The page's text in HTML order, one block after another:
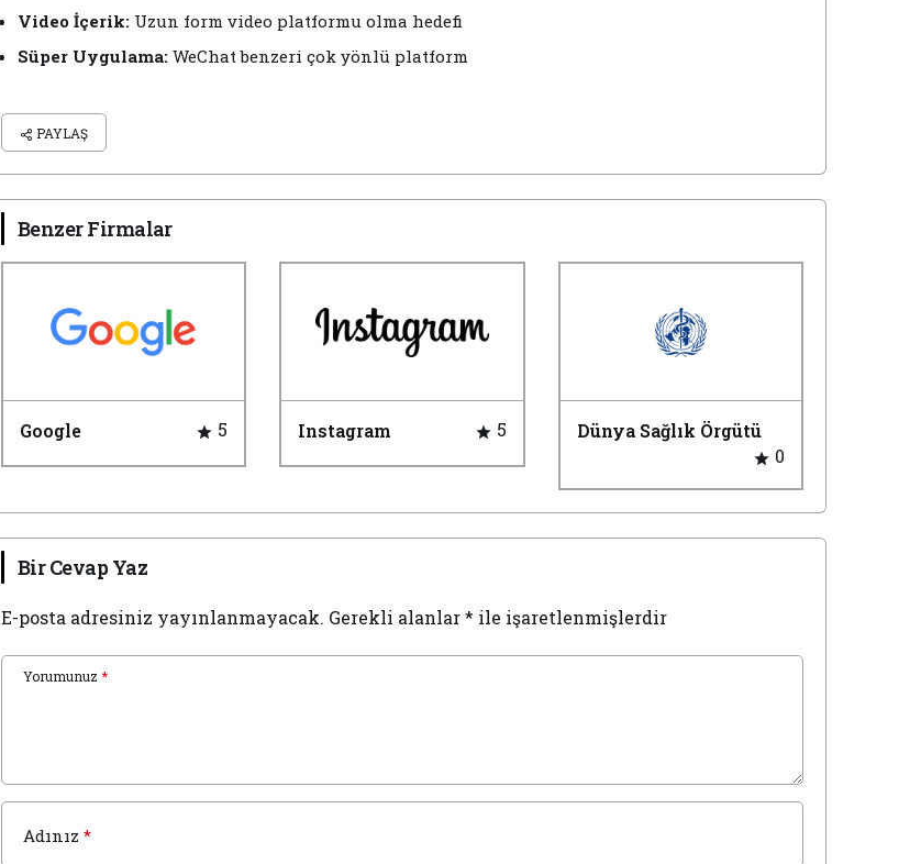
Video İçerik: Uzun form video platformu olma hedefi
Süper Uygulama: WeChat benzeri çok yönlü platform
PAYLAŞ
Benzer Firmalar
Google 5 Instagram 5
Dünya Sağlık Örgütü
0
Bir Cevap Yaz
E-posta adresiniz yayınlanmayacak. Gerekli alanlar* ile işaretlenmişlerdir
Yorumunuz *
Adınız *